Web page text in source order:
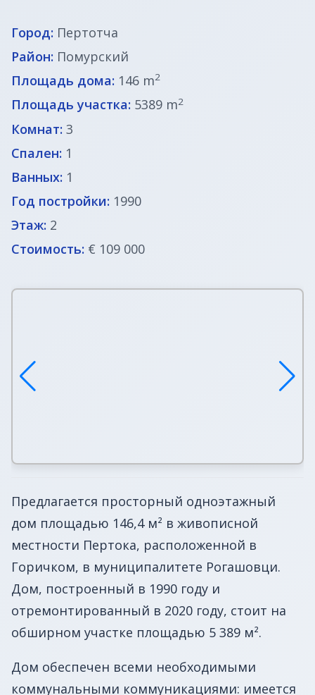
Город: Пертотча
Район: Помурский
Площадь дома: 146 m2
Площадь участка: 5389 m2
Комнат: 3
Спален: 1
Ванных: 1
Год постройки: 1990
Этаж: 2
Стоимость: € 109 000
Предлагается просторный одноэтажный
дом площадью 146,4 м² в живописной
местности Пертока, расположенной в
Горичком, в муниципалитете Рогашовци.
Дом, построенный в 1990 году и
отремонтированный в 2020 году, стоит на
обширном участке площадью 5 389 м².
Дом обеспечен всеми необходимыми
коммунальными коммуникациями: имеется